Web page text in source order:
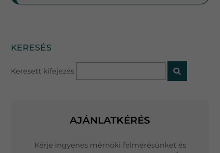
KERESÉS
Keresett kifejezés
AJÁNLATKÉRÉS
Kérje ingyenes mérnöki felmérésünket és